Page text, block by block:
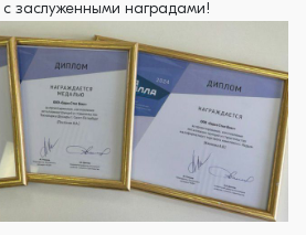
заслуженными наградами!